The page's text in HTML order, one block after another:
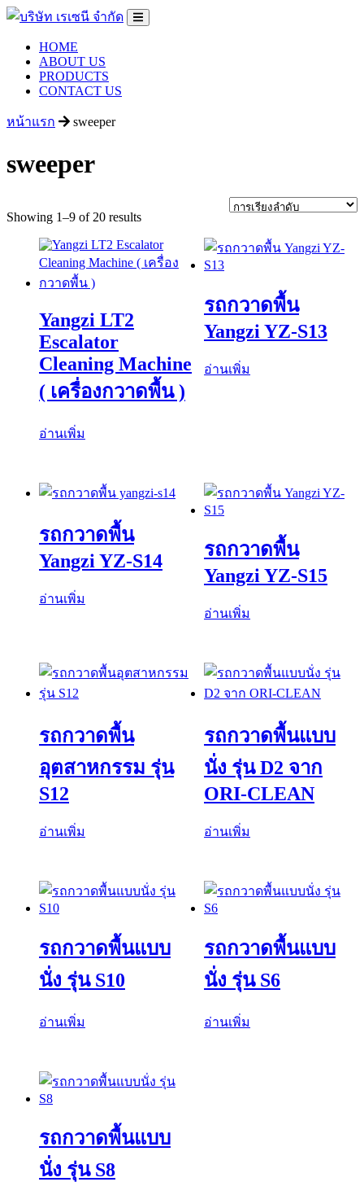
HOME
ABOUT US
PRODUCTS
CONTACT US
หน้าแรก sweeper
sweeper
Showing 1–9 of 20 results
Yangzi LT2
Escalator
Cleaning Machine
( เครื่องกวาดพื้น )
อ่านเพิ่ม
รถกวาดพื้น
Yangzi YZ-S13
อ่านเพิ่ม
รถกวาดพื้น
Yangzi YZ-S14
อ่านเพิ่ม
รถกวาดพื้น
Yangzi YZ-S15
อ่านเพิ่ม
รถกวาดพื้น
อุตสาหกรรม รุ่น
S12
อ่านเพิ่ม
รถกวาดพื้นแบบ
นั่ง รุ่น D2 จาก
ORI-CLEAN
อ่านเพิ่ม
รถกวาดพื้นแบบ
นั่ง รุ่น S10
อ่านเพิ่ม
รถกวาดพื้นแบบ
นั่ง รุ่น S6
อ่านเพิ่ม
รถกวาดพื้นแบบ
นั่ง รุ่น S8